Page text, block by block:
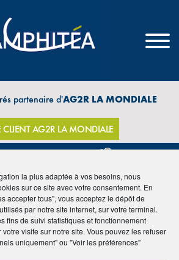
la plus adaptée à vos besoins, nous
sur ce site avec votre consentement. En
accepter tous", vous acceptez le dépôt de
par notre site internet, sur votre terminal.
fins de suivi statistiques et fonctionnement
visite sur notre site. Vous pouvez les refuser
uniquement" ou "Voir les préférences"
partenaire d'AG2R LA MONDIALE
CLIENT AG2R LA MONDIALE
THÈMES